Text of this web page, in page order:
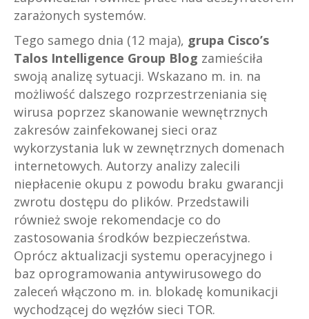
zarażonych systemów.
Tego samego dnia (12 maja), grupa Cisco’s
Talos Intelligence Group Blog zamieściła
swoją analizę sytuacji. Wskazano m. in. na
możliwość dalszego rozprzestrzeniania się
wirusa poprzez skanowanie wewnętrznych
zakresów zainfekowanej sieci oraz
wykorzystania luk w zewnętrznych domenach
internetowych. Autorzy analizy zalecili
niepłacenie okupu z powodu braku gwarancji
zwrotu dostępu do plików. Przedstawili
również swoje rekomendacje co do
zastosowania środków bezpieczeństwa.
Oprócz aktualizacji systemu operacyjnego i
baz oprogramowania antywirusowego do
zaleceń włączono m. in. blokadę komunikacji
wychodzącej do węzłów sieci TOR.